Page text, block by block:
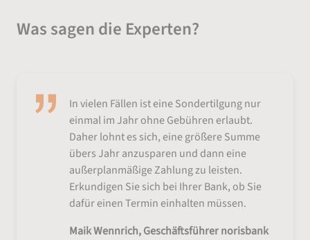
Was sagen die Experten?
In vielen Fällen ist eine Sondertilgung nur
einmal im Jahr ohne Gebühren erlaubt.
Daher lohnt es sich, eine größere Summe
übers Jahr anzusparen und dann eine
außerplanmäßige Zahlung zu leisten.
Erkundigen Sie sich bei Ihrer Bank, ob Sie
dafür einen Termin einhalten müssen.
Maik Wennrich, Geschäftsführer norisbank